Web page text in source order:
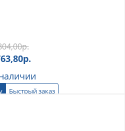
р.
р.
Быстрый заказ